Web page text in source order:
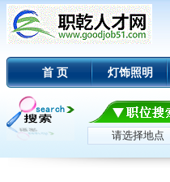
首 页 灯饰照明